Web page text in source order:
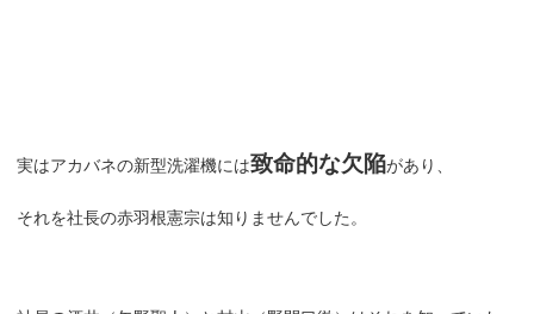
実はアカバネの新型洗濯機には致命的な欠陥があり、
それを社長の赤羽根憲宗は知りませんでした。